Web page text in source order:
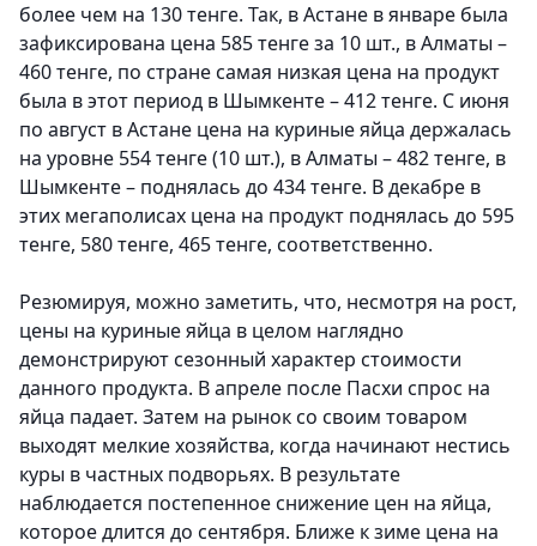
более чем на 130 тенге. Так, в Астане в январе была
зафиксирована цена 585 тенге за 10 шт., в Алматы –
460 тенге, по стране самая низкая цена на продукт
была в этот период в Шымкенте – 412 тенге. С июня
по август в Астане цена на куриные яйца держалась
на уровне 554 тенге (10 шт.), в Алматы – 482 тенге, в
Шымкенте – поднялась до 434 тенге. В декабре в
этих мегаполисах цена на продукт поднялась до 595
тенге, 580 тенге, 465 тенге, соответственно.
Резюмируя, можно заметить, что, несмотря на рост,
цены на куриные яйца в целом наглядно
демонстрируют сезонный характер стоимости
данного продукта. В апреле после Пасхи спрос на
яйца падает. Затем на рынок со своим товаром
выходят мелкие хозяйства, когда начинают нестись
куры в частных подворьях. В результате
наблюдается постепенное снижение цен на яйца,
которое длится до сентября. Ближе к зиме цена на